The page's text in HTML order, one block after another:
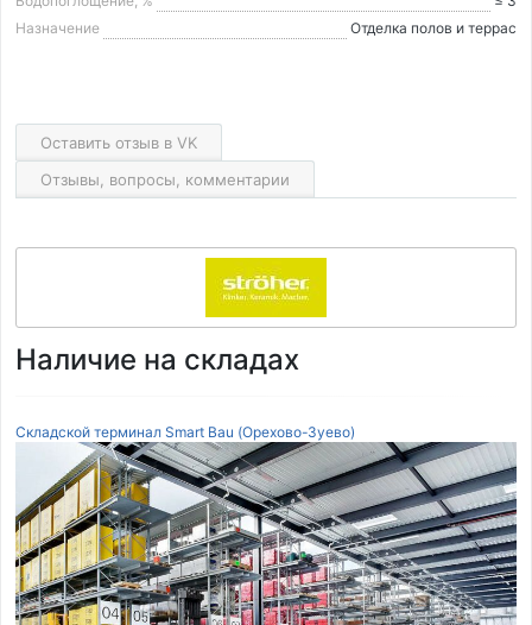
Назначение
Отделка полов и террас
Оставить отзыв в VK
Отзывы, вопросы, комментарии
Наличие на складах
Складской терминал Smart Bau (Орехово-Зуево)